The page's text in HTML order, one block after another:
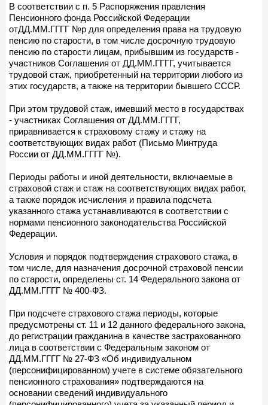
В соответствии с п. 5 Распоряжения правления
Пенсионного фонда Российской Федерации
отДД.ММ.ГГГГ №р для определения права на трудовую
пенсию по старости, в том числе досрочную трудовую
пенсию по старости лицам, прибывшим из государств -
участников Соглашения от ДД.ММ.ГГГГ, учитывается
трудовой стаж, приобретенный на территории любого из
этих государств, а также на территории бывшего СССР.
При этом трудовой стаж, имевший место в государствах
- участниках Соглашения от ДД.ММ.ГГГГ,
приравнивается к страховому стажу и стажу на
соответствующих видах работ (Письмо Минтруда
России от ДД.ММ.ГГГГ №).
Периоды работы и иной деятельности, включаемые в
страховой стаж и стаж на соответствующих видах работ,
а также порядок исчисления и правила подсчета
указанного стажа устанавливаются в соответствии с
нормами пенсионного законодательства Российской
Федерации.
Условия и порядок подтверждения страхового стажа, в
том числе, для назначения досрочной страховой пенсии
по старости, определены ст. 14 Федерального закона от
ДД.ММ.ГГГГ № 400-ФЗ.
При подсчете страхового стажа периоды, которые
предусмотрены ст. 11 и 12 данного федерального закона,
до регистрации гражданина в качестве застрахованного
лица в соответствии с Федеральным законом от
ДД.ММ.ГГГГ № 27-ФЗ «Об индивидуальном
(персонифицированном) учете в системе обязательного
пенсионного страхования» подтверждаются на
основании сведений индивидуального